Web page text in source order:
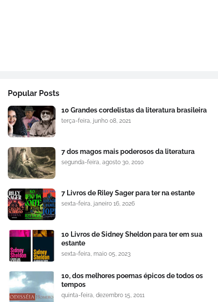
Popular Posts
10 Grandes cordelistas da literatura brasileira
terça-feira, junho 08, 2021
7 dos magos mais poderosos da literatura
segunda-feira, agosto 30, 2010
7 Livros de Riley Sager para ter na estante
sexta-feira, janeiro 16, 2026
10 Livros de Sidney Sheldon para ter em sua
estante
sexta-feira, maio 05, 2023
10, dos melhores poemas épicos de todos os
tempos
quinta-feira, dezembro 15, 2011